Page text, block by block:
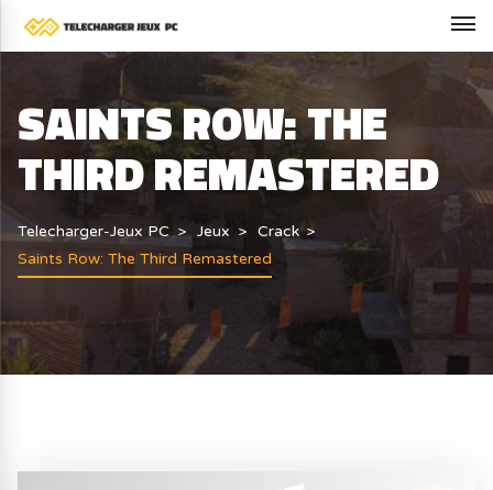
SAINTS ROW: THE
THIRD REMASTERED
Telecharger-Jeux PC Jeux
Crack
Saints Row: The Third Remastered